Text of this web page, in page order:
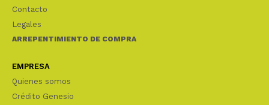
Contacto
Legales
ARREPENTIMIENTO DE COMPRA
EMPRESA
Quienes somos
Crédito Genesio